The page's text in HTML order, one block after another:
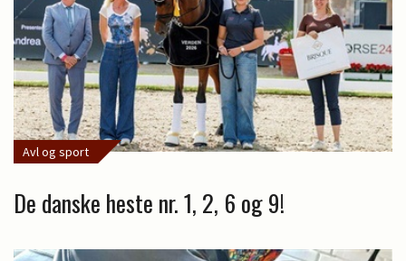
Avl og sport
De danske heste nr. 1, 2, 6 og 9!